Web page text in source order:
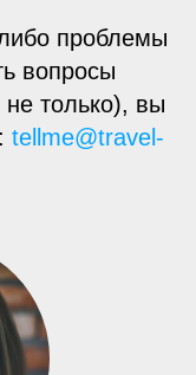
проблемы
вопросы
не только), вы
tellme@travel-